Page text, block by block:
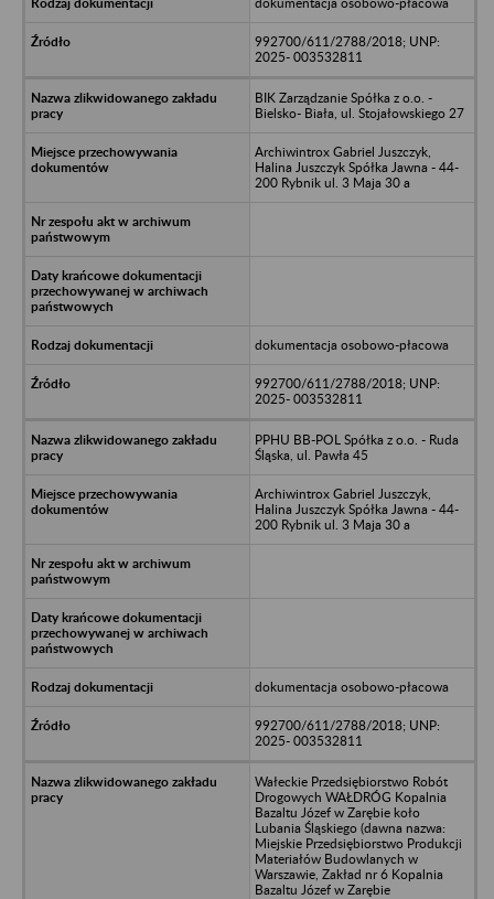
992700/611/2788/2018; UNP:
2025- 003532811
BIK Zarządzanie Spółka z o.o. -
Bielsko- Biała, ul. Stojałowskiego 27
Archiwintrox Gabriel Juszczyk,
Halina Juszczyk Spółka Jawna - 44-
200 Rybnik ul. 3 Maja 30 a
dokumentacja osobowo-płacowa
992700/611/2788/2018; UNP:
2025- 003532811
PPHU BB-POL Spółka z o.o. - Ruda
Śląska, ul. Pawła 45
Archiwintrox Gabriel Juszczyk,
Halina Juszczyk Spółka Jawna - 44-
200 Rybnik ul. 3 Maja 30 a
dokumentacja osobowo-płacowa
992700/611/2788/2018; UNP:
2025- 003532811
Wałeckie Przedsiębiorstwo Robót
Drogowych WAŁDRÓG Kopalnia
Bazaltu Józef w Zarębie koło
Lubania Śląskiego (dawna nazwa:
Miejskie Przedsiębiorstwo Produkcji
Materiałów Budowlanych w
Warszawie, Zakład nr 6 Kopalnia
Bazaltu Józef w Zarębie